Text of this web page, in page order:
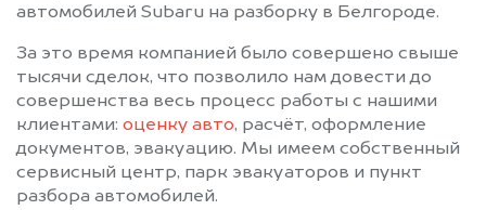
автомобилей Subaru на разборку в Белгороде.
За это время компанией было совершено свыше
тысячи сделок, что позволило нам довести до
совершенства весь процесс работы с нашими
клиентами: оценку авто, расчёт, оформление
документов, эвакуацию. Мы имеем собственный
сервисный центр, парк эвакуаторов и пункт
разбора автомобилей.